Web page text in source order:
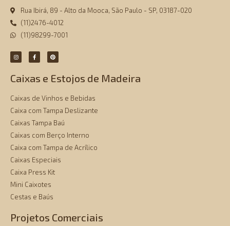
Rua Ibirá, 89 - Alto da Mooca, São Paulo - SP, 03187-020
(11)2476-4012
(11)98299-7001
Caixas e Estojos de Madeira
Caixas de Vinhos e Bebidas
Caixa com Tampa Deslizante
Caixas Tampa Baú
Caixas com Berço Interno
Caixa com Tampa de Acrílico
Caixas Especiais
Caixa Press Kit
Mini Caixotes
Cestas e Baús
Projetos Comerciais